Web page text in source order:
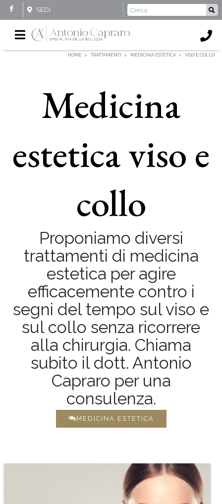
SEDI
HOME TRATTAMENTI MEDICINA ESTETICA VISO E COLLO
Medicina
estetica viso e
collo
Proponiamo diversi
trattamenti di medicina
estetica per agire
efficacemente contro i
segni del tempo sul viso e
sul collo senza ricorrere
alla chirurgia. Chiama
subito il dott. Antonio
Capraro per una
consulenza.
MEDICINA ESTETICA